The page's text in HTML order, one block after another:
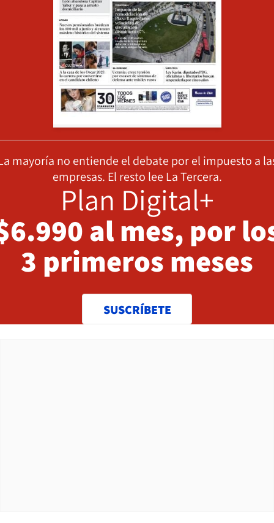
mayoría no entiende el debate por el impuesto a
empresas. El resto lee La Tercera.
Plan Digital+
al mes, por
3 primeros meses
SUSCRÍBETE